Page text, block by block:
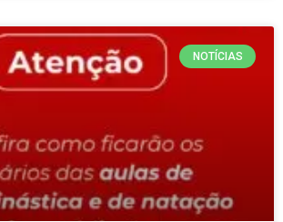
NOTÍCIAS